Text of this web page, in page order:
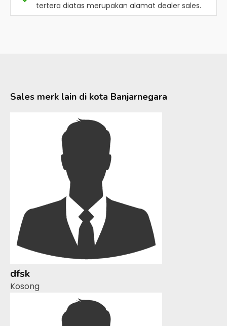
tertera diatas merupakan alamat dealer sales.
Sales merk lain di kota Banjarnegara
dfsk
Kosong